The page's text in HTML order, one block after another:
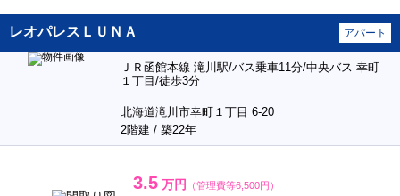
レオパレスＬＵＮＡ アパート
ＪＲ函館本線 滝川駅/バス乗車11分/中央バス 幸町
１丁目/徒歩3分
北海道滝川市幸町１丁目 6-20
2階建 / 築22年
3.5 万円 （管理費等6,500円）